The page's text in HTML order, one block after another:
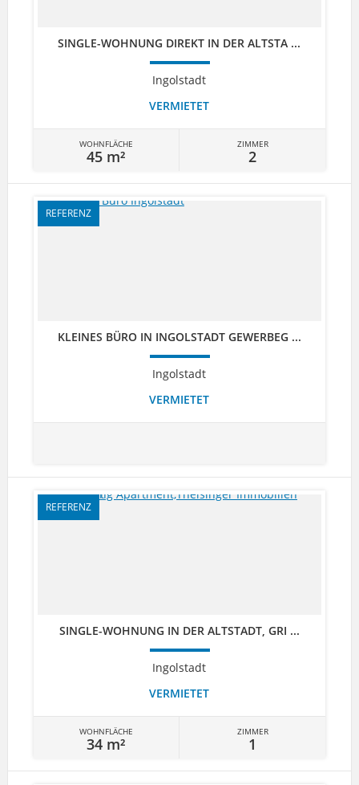
SINGLE-WOHNUNG DIREKT IN DER ALTSTA ...
Ingolstadt
VERMIETET
WOHNFLÄCHE
45 m²
ZIMMER
2
REFERENZ
KLEINES BÜRO IN INGOLSTADT GEWERBEG ...
Ingolstadt
VERMIETET
REFERENZ
SINGLE-WOHNUNG IN DER ALTSTADT, GRI ...
Ingolstadt
VERMIETET
WOHNFLÄCHE
34 m²
ZIMMER
1